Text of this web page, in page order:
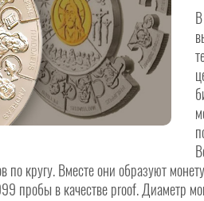
кругу. Вместе они образуют
пробы в качестве proof. Диаметр